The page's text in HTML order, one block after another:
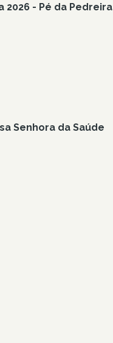
2026 - Pé da Pedreira
Senhora da Saúde